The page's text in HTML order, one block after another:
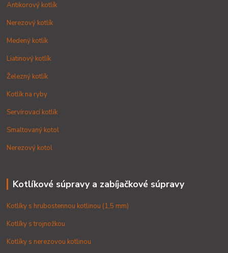
Antikorový kotlík
Nerezový kotlík
Medený kotlík
Liatinový kotlík
Železný kotlík
Kotlík na ryby
Servírovací kotlík
Smaltovaný kotol
Nerezový kotol
Kotlíkové súpravy a zabíjačkové súpravy
Kotlíky s hrubostennou kotlinou (1,5 mm)
Kotlíky s trojnožkou
Kotlíky s nerezovou kotlinou